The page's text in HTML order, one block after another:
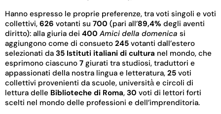
Hanno espresso le proprie preferenze, tra voti singoli e voti
collettivi, 626 votanti su 700 (pari all’89,4% degli aventi
diritto): alla giuria dei 400 Amici della domenica si
aggiungono come di consueto 245 votanti dall’estero
selezionati da 35 Istituti italiani di cultura nel mondo, che
esprimono ciascuno 7 giurati tra studiosi, traduttori e
appassionati della nostra lingua e letteratura, 25 voti
collettivi provenienti da scuole, università̀ e circoli di
lettura delle Biblioteche di Roma, 30 voti di lettori forti
scelti nel mondo delle professioni e dell’imprenditoria.